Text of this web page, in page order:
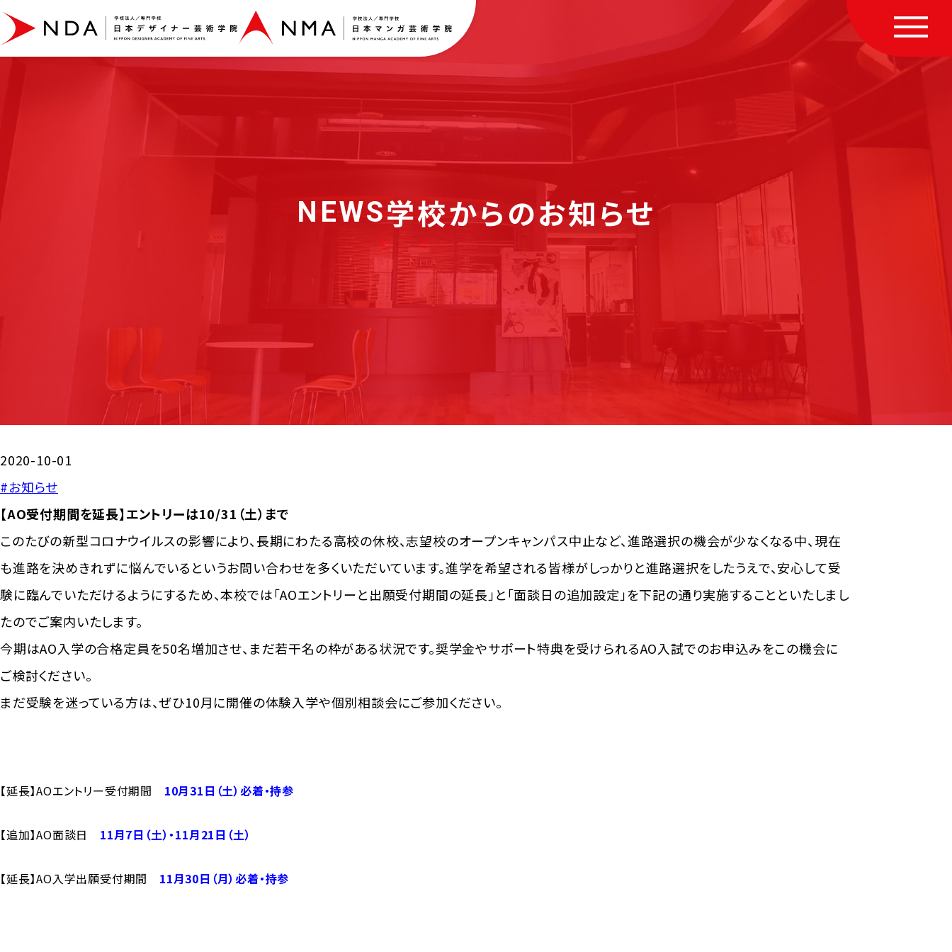
NEWS学校からのお知らせ
2020-10-01
#お知らせ
【AO受付期間を延長】エントリーは10/31（土）まで
このたびの新型コロナウイルスの影響により、長期にわたる高校の休校、志望校のオープンキャンパス中止など、進路選択の機会が少なくなる中、現在
も進路を決めきれずに悩んでいるというお問い合わせを多くいただいています。進学を希望される皆様がしっかりと進路選択をしたうえで、安心して受
験に臨んでいただけるようにするため、本校では「AOエントリーと出願受付期間の延長」と「面談日の追加設定」を下記の通り実施することといたしまし
たのでご案内いたします。
今期はAO入学の合格定員を50名増加させ、まだ若干名の枠がある状況です。奨学金やサポート特典を受けられるAO入試でのお申込みをこの機会に
ご検討ください。
まだ受験を迷っている方は、ぜひ10月に開催の体験入学や個別相談会にご参加ください。
【延長】AOエントリー受付期間 10月31日（土）必着・持参
【追加】AO面談日 11月7日（土）・11月21日（土）
【延長】AO入学出願受付期間 11月30日（月）必着・持参